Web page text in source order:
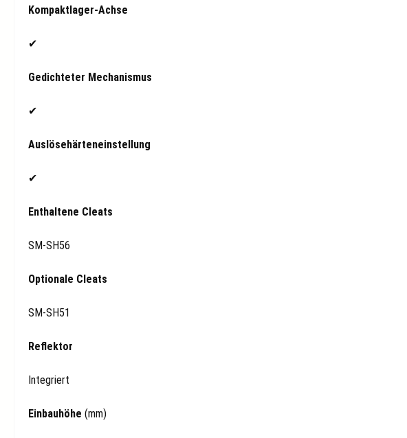
Kompaktlager-Achse
✔
Gedichteter Mechanismus
✔
Auslösehärteneinstellung
✔
Enthaltene Cleats
SM-SH56
Optionale Cleats
SM-SH51
Reflektor
Integriert
Einbauhöhe (mm)